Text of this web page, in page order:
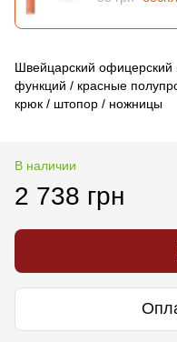
Швейцарский
функций / красные
крюк / штопор / ножницы
В наличии
2 738 грн